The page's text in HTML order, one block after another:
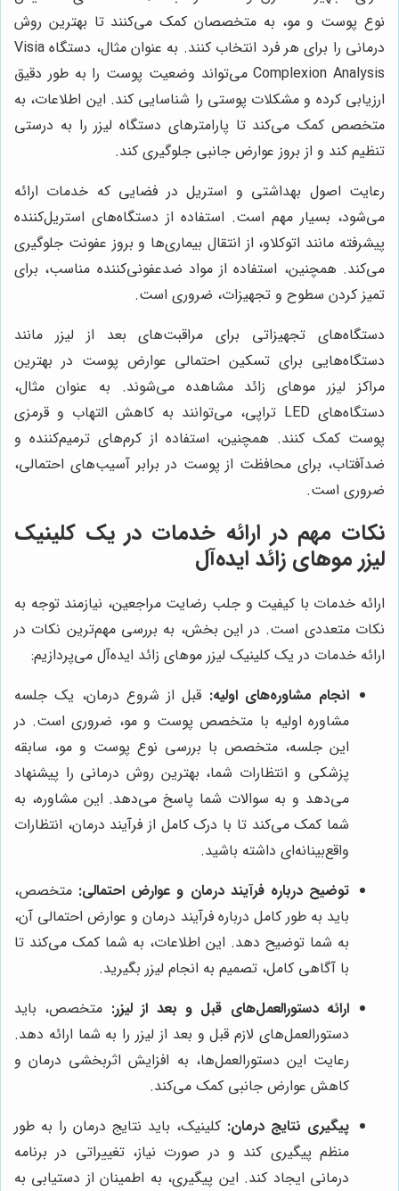
نوع پوست و مو، به متخصصان کمک می‌کنند تا بهترین روش
درمانی را برای هر فرد انتخاب کنند. به عنوان مثال، دستگاه Visia
Complexion Analysis می‌تواند وضعیت پوست را به طور دقیق
ارزیابی کرده و مشکلات پوستی را شناسایی کند. این اطلاعات، به
متخصص کمک می‌کند تا پارامترهای دستگاه لیزر را به درستی
تنظیم کند و از بروز عوارض جانبی جلوگیری کند.
رعایت اصول بهداشتی و استریل در فضایی که خدمات ارائه
می‌شود، بسیار مهم است. استفاده از دستگاه‌های استریل‌کننده
پیشرفته مانند اتوکلاو، از انتقال بیماری‌ها و بروز عفونت جلوگیری
می‌کند. همچنین، استفاده از مواد ضدعفونی‌کننده مناسب، برای
تمیز کردن سطوح و تجهیزات، ضروری است.
دستگاه‌های تجهیزاتی برای مراقبت‌های بعد از لیزر مانند
دستگاه‌هایی برای تسکین احتمالی عوارض پوست در بهترین
مراکز لیزر موهای زائد مشاهده می‌شوند. به عنوان مثال،
دستگاه‌های LED تراپی، می‌توانند به کاهش التهاب و قرمزی
پوست کمک کنند. همچنین، استفاده از کرم‌های ترمیم‌کننده و
ضدآفتاب، برای محافظت از پوست در برابر آسیب‌های احتمالی،
ضروری است.
نکات مهم در ارائه خدمات در یک کلینیک
لیزر موهای زائد ایده‌آل
ارائه خدمات با کیفیت و جلب رضایت مراجعین، نیازمند توجه به
نکات متعددی است. در این بخش، به بررسی مهم‌ترین نکات در
ارائه خدمات در یک کلینیک لیزر موهای زائد ایده‌آل می‌پردازیم:
انجام مشاوره‌های اولیه: قبل از شروع درمان، یک جلسه
مشاوره اولیه با متخصص پوست و مو، ضروری است. در
این جلسه، متخصص با بررسی نوع پوست و مو، سابقه
پزشکی و انتظارات شما، بهترین روش درمانی را پیشنهاد
می‌دهد و به سوالات شما پاسخ می‌دهد. این مشاوره، به
شما کمک می‌کند تا با درک کامل از فرآیند درمان، انتظارات
واقع‌بینانه‌ای داشته باشید.
توضیح درباره فرآیند درمان و عوارض احتمالی: متخصص،
باید به طور کامل درباره فرآیند درمان و عوارض احتمالی آن،
به شما توضیح دهد. این اطلاعات، به شما کمک می‌کند تا
با آگاهی کامل، تصمیم به انجام لیزر بگیرید.
ارائه دستورالعمل‌های قبل و بعد از لیزر: متخصص، باید
دستورالعمل‌های لازم قبل و بعد از لیزر را به شما ارائه دهد.
رعایت این دستورالعمل‌ها، به افزایش اثربخشی درمان و
کاهش عوارض جانبی کمک می‌کند.
پیگیری نتایج درمان: کلینیک، باید نتایج درمان را به طور
منظم پیگیری کند و در صورت نیاز، تغییراتی در برنامه
درمانی ایجاد کند. این پیگیری، به اطمینان از دستیابی به